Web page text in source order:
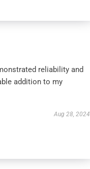
reliability and
addition to my
Aug 28, 2024